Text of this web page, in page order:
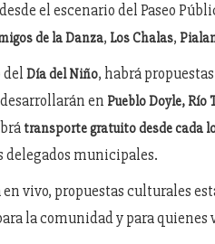
el escenario del Paseo
de la Danza, Los Chalas,
del Día del Niño, habrá
en Pueblo Doyle, Río
transporte gratuito desde cada
delegados municipales.
vivo, propuestas culturales
la comunidad y para quienes